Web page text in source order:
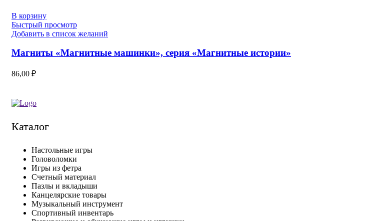
В корзину
Быстрый просмотр
Добавить в список желаний
Магниты «Магнитные машинки», серия «Магнитные истории»
86,00 ₽
Каталог
Настольные игры
Головоломки
Игры из фетра
Счетный материал
Пазлы и вкладыши
Канцелярские товары
Музыкальный инструмент
Спортивный инвентарь